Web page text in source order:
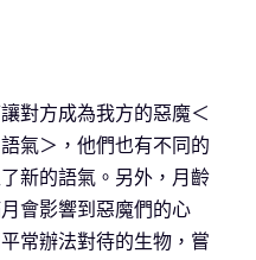
對方成為我方的惡魔＜
氣＞，他們也有不同的
新的語氣。另外，月齡
會影響到惡魔們的心
常辦法對待的生物，嘗